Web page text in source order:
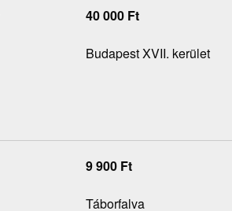
40 000 Ft
Budapest XVII. kerület
9 900 Ft
Táborfalva